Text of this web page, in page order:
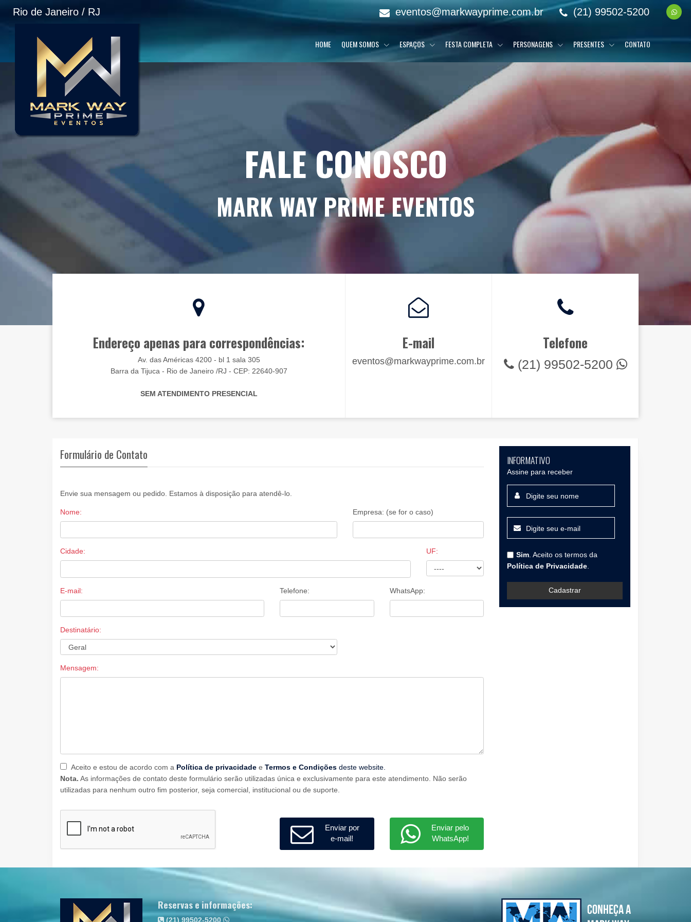
Rio de Janeiro / RJ eventos@markwayprime.com.br (21) 99502-5200
HOME QUEM SOMOS ESPAÇOS FESTA COMPLETA PERSONAGENS PRESENTES CONTATO
FALE CONOSCO
MARK WAY PRIME EVENTOS
Endereço apenas para correspondências:
Av. das Américas 4200 - bl 1 sala 305
Barra da Tijuca - Rio de Janeiro /RJ - CEP: 22640-907
SEM ATENDIMENTO PRESENCIAL
E-mail
eventos@markwayprime.com.br
Telefone
(21) 99502-5200
Formulário de Contato
Envie sua mensagem ou pedido. Estamos à disposição para atendê-lo.
Nome: Empresa: (se for o caso)
Cidade: UF:
E-mail: Telefone: WhatsApp:
Destinatário:
Mensagem:
Aceito e estou de acordo com a Política de privacidadee Termos e Condiçõesdeste website.
Nota. As informações de contato deste formulário serão utilizadas única e exclusivamente para este atendimento. Não serão
utilizadas para nenhum outro fim posterior, seja comercial, institucional ou de suporte.
Enviar por
e-mail!
Enviar pelo
WhatsApp!
INFORMATIVO
Assine para receber
Sim . Aceito os termos da
Política de Privacidade
Cadastrar
Reservas e informações:
(21) 99502-5200